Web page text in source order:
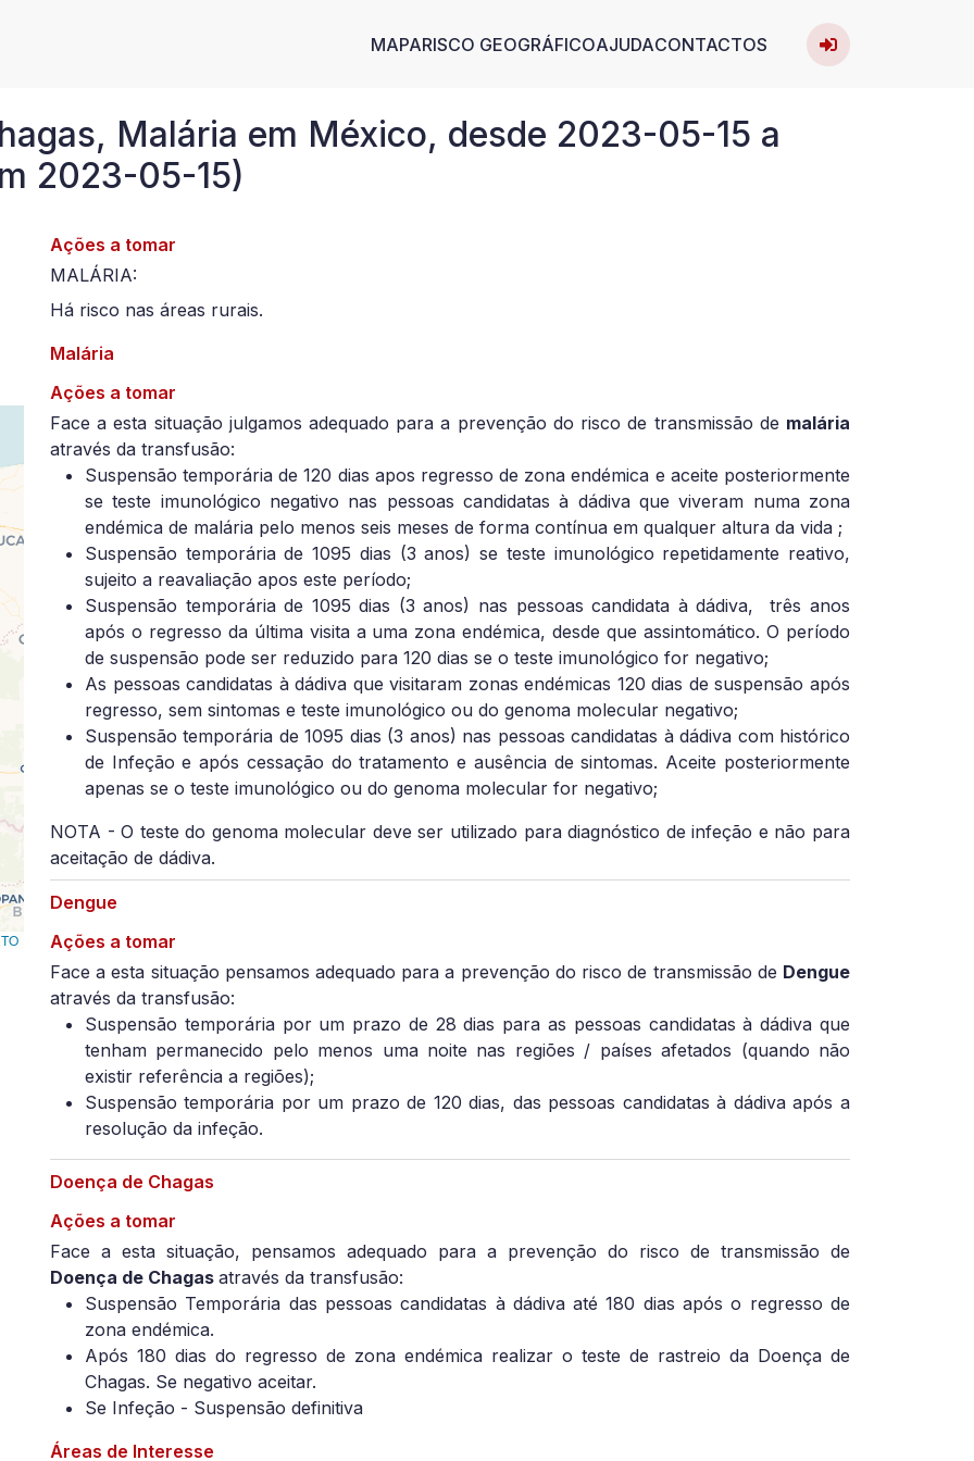
Main navigation
MAPARISCO GEOGRÁFICOAJUDACONTACTOS User
Entrar
Malária em México, desde 2023-05-15 a
2023-05-15)
Ações a tomar
MALÁRIA:
Há risco nas áreas rurais.
Malária
Ações a tomar
Face a esta situação julgamos adequado para a prevenção do risco de transmissão de malária
através da transfusão:
Suspensão temporária de 120 dias apos regresso de zona endémica e aceite posteriormente
se teste imunológico negativo nas pessoas candidatas à dádiva que viveram numa zona
endémica de malária pelo menos seis meses de forma contínua em qualquer altura da vida ;
Suspensão temporária de 1095 dias (3 anos) se teste imunológico repetidamente reativo,
sujeito a reavaliação apos este período;
Suspensão temporária de 1095 dias (3 anos) nas pessoas candidata à dádiva,
três anos
após o regresso da última visita a uma zona endémica, desde que assintomático. O período
de suspensão pode ser reduzido para 120 dias se o teste imunológico for negativo;
As pessoas candidatas à dádiva que visitaram zonas endémicas 120 dias de suspensão após
regresso, sem sintomas e teste imunológico ou do genoma molecular negativo;
Suspensão temporária de 1095 dias (3 anos) nas pessoas candidatas à dádiva com histórico
de Infeção e após cessação do tratamento e ausência de sintomas. Aceite posteriormente
apenas se o teste imunológico ou do genoma molecular for negativo;
NOTA - O teste do genoma molecular deve ser utilizado para diagnóstico de infeção e não para
aceitação de dádiva.
Dengue
Ações a tomar
Face a esta situação pensamos adequado para a prevenção do risco de transmissão de Dengue
através da transfusão:
Suspensão temporária por um prazo de 28 dias para as pessoas candidatas à dádiva que
tenham permanecido pelo menos uma noite nas regiões / países afetados (quando não
existir referência a regiões);
Suspensão temporária por um prazo de 120 dias, das pessoas candidatas à dádiva após a
resolução da infeção.
Doença de Chagas
Ações a tomar
Face a esta situação, pensamos adequado para a prevenção do risco de transmissão de
Doença de Chagas através da transfusão:
Suspensão Temporária das pessoas candidatas à dádiva até 180 dias após o regresso de
zona endémica.
Após 180 dias do regresso de zona endémica realizar o teste de rastreio da Doença de
Chagas. Se negativo aceitar.
Se Infeção - Suspensão definitiva
Áreas de Interesse